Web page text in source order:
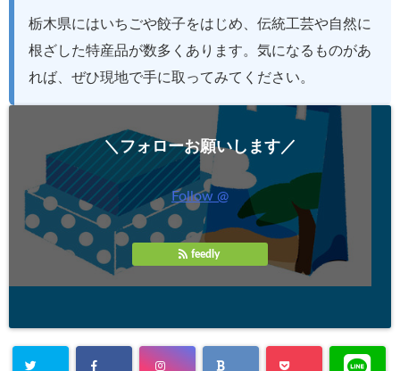
栃木県にはいちごや餃子をはじめ、伝統工芸や自然に
根ざした特産品が数多くあります。気になるものがあ
れば、ぜひ現地で手に取ってみてください。
＼フォローお願いします／
Follow @
feedly